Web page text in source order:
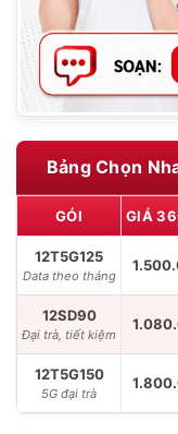
Bảng Chọn
GÓI GIÁ
12T5G125
Data theo tháng
12SD90
Đại trà, tiết kiệm
12T5G150
5G đại trà